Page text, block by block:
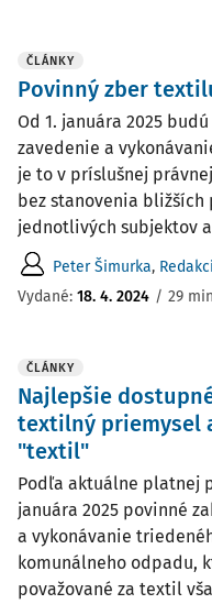
ČLÁNKY
Povinný zber
Od 1. januára 2025
zavedenie a
je to v príslušnej
bez stanovenia
jednotlivých subjektov
Peter Šimurka,
Vydané: 18. 4. 2024 / 29
ČLÁNKY
Najlepšie
textilný priemysel
"textil"
Podľa aktuálne platnej
januára 2025 povinné
a vykonávanie
komunálneho odpadu,
považované za textil